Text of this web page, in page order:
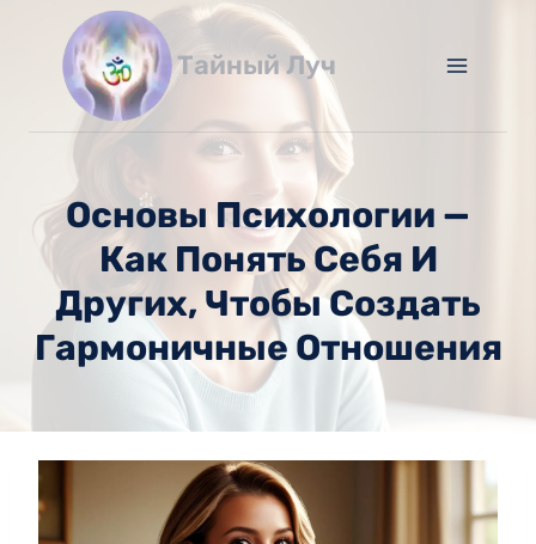
содержимому
Тайный Луч
Основы Психологии —
Как Понять Себя И
Других, Чтобы Создать
Гармоничные Отношения